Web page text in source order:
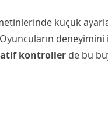
küçük
kontroller de bu